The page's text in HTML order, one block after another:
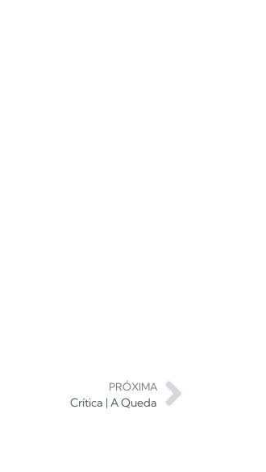
PRÓXIMA
Crítica | A Queda